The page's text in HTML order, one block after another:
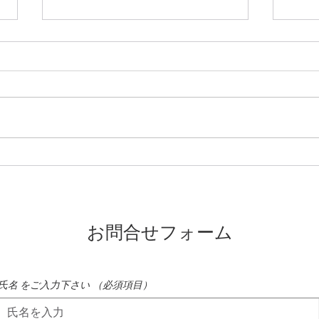
至福
お問合せフォーム
名 をご入力下さい （必須項目）